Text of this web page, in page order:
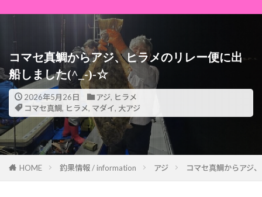
コマセ真鯛からアジ、ヒラメのリレー便に出
船しました(^_-)-☆
2026年5月26日 アジ, ヒラメ
コマセ真鯛, ヒラメ, マダイ, 大アジ
HOME 釣果情報 / information アジ コマセ真鯛からアジ